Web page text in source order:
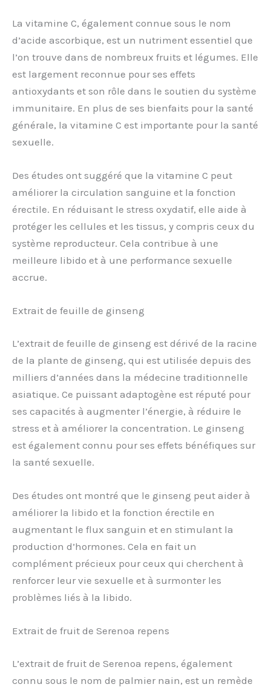
La vitamine C, également connue sous le nom
d’acide ascorbique, est un nutriment essentiel que
l’on trouve dans de nombreux fruits et légumes. Elle
est largement reconnue pour ses effets
antioxydants et son rôle dans le soutien du système
immunitaire. En plus de ses bienfaits pour la santé
générale, la vitamine C est importante pour la santé
sexuelle.
Des études ont suggéré que la vitamine C peut
améliorer la circulation sanguine et la fonction
érectile. En réduisant le stress oxydatif, elle aide à
protéger les cellules et les tissus, y compris ceux du
système reproducteur. Cela contribue à une
meilleure libido et à une performance sexuelle
accrue.
Extrait de feuille de ginseng
L’extrait de feuille de ginseng est dérivé de la racine
de la plante de ginseng, qui est utilisée depuis des
milliers d’années dans la médecine traditionnelle
asiatique. Ce puissant adaptogène est réputé pour
ses capacités à augmenter l’énergie, à réduire le
stress et à améliorer la concentration. Le ginseng
est également connu pour ses effets bénéfiques sur
la santé sexuelle.
Des études ont montré que le ginseng peut aider à
améliorer la libido et la fonction érectile en
augmentant le flux sanguin et en stimulant la
production d’hormones. Cela en fait un
complément précieux pour ceux qui cherchent à
renforcer leur vie sexuelle et à surmonter les
problèmes liés à la libido.
Extrait de fruit de Serenoa repens
L’extrait de fruit de Serenoa repens, également
connu sous le nom de palmier nain, est un remède